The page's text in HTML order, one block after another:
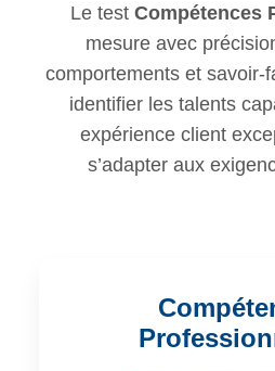
Le test Compétences
mesure avec
comportements et savoir-
identifier les talents
expérience client
s’adapter aux